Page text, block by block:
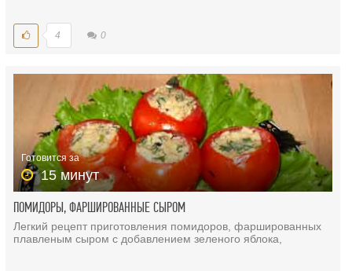
4 0
Готовится за
15 минут
ПОМИДОРЫ, ФАРШИРОВАННЫЕ СЫРОМ
Легкий рецепт приготовления помидоров, фаршированных
плавленым сыром с добавлением зеленого яблока,